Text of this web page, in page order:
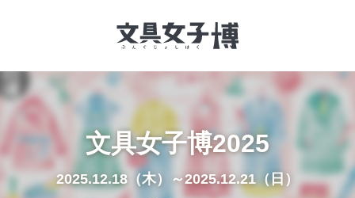
文具女子博とは
イベント一覧
NEWS
文具女子博2025
2025.12.18（木）～2025.12.21（日）